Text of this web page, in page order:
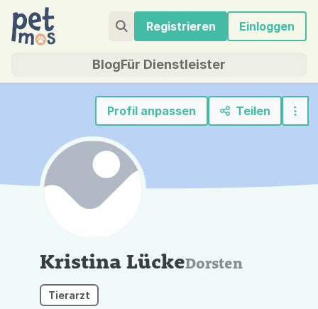
Registrieren Einloggen
BlogFür Dienstleister
Profil anpassen Teilen
Kristina LückeDorsten
Tierarzt